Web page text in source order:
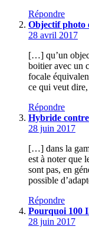
Répondre
Objectif photo
28 avril 2017
[…] qu’un
boitier avec un
focale
ce qui veut
Répondre
Hybride
28 juin 2017
[…] dans la
est à noter que
sont pas, en
possible
Répondre
Pourquoi 100
28 juin 2017